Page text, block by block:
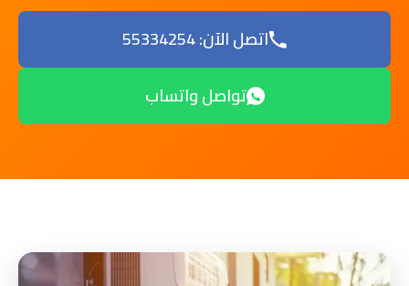
اتصل الآن: 55334254
تواصل واتساب